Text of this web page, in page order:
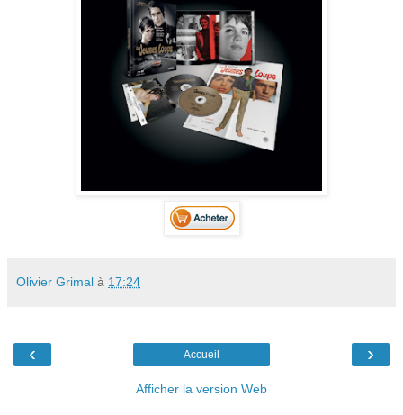
Olivier Grimal à 17:24
‹ ›
Accueil
Afficher la version Web